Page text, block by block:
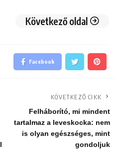
Következő oldal
Facebook
KÖVETKEZŐ CIKK
Felháborító, mi mindent
tartalmaz a leveskocka: nem
is olyan egészséges, mint
gondoljuk